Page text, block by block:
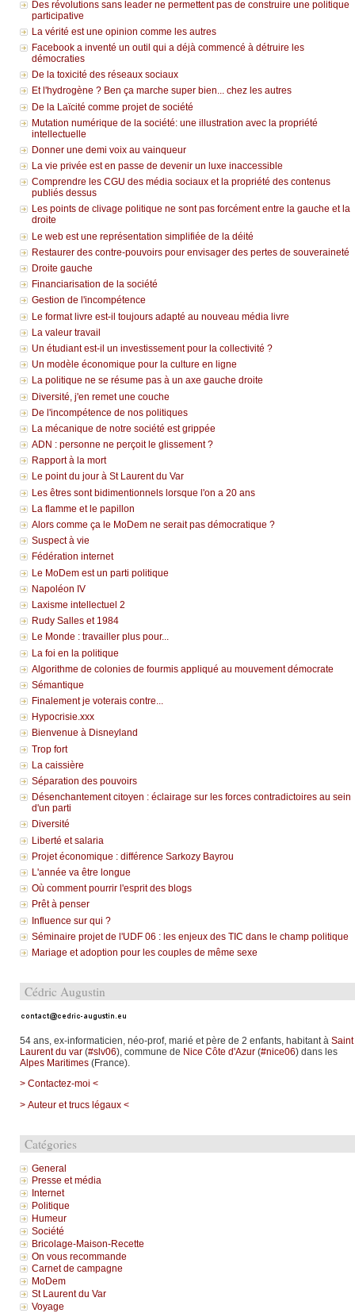
Des révolutions sans leader ne permettent pas de construire une politique
participative
La vérité est une opinion comme les autres
Facebook a inventé un outil qui a déjà commencé à détruire les
démocraties
De la toxicité des réseaux sociaux
Et l'hydrogène ? Ben ça marche super bien... chez les autres
De la Laïcité comme projet de société
Mutation numérique de la société: une illustration avec la propriété
intellectuelle
Donner une demi voix au vainqueur
La vie privée est en passe de devenir un luxe inaccessible
Comprendre les CGU des média sociaux et la propriété des contenus
publiés dessus
Les points de clivage politique ne sont pas forcément entre la gauche et la
droite
Le web est une représentation simplifiée de la déité
Restaurer des contre-pouvoirs pour envisager des pertes de souveraineté
Droite gauche
Financiarisation de la société
Gestion de l'incompétence
Le format livre est-il toujours adapté au nouveau média livre
La valeur travail
Un étudiant est-il un investissement pour la collectivité ?
Un modèle économique pour la culture en ligne
La politique ne se résume pas à un axe gauche droite
Diversité, j'en remet une couche
De l'incompétence de nos politiques
La mécanique de notre société est grippée
ADN : personne ne perçoit le glissement ?
Rapport à la mort
Le point du jour à St Laurent du Var
Les êtres sont bidimentionnels lorsque l'on a 20 ans
La flamme et le papillon
Alors comme ça le MoDem ne serait pas démocratique ?
Suspect à vie
Fédération internet
Le MoDem est un parti politique
Napoléon IV
Laxisme intellectuel 2
Rudy Salles et 1984
Le Monde : travailler plus pour...
La foi en la politique
Algorithme de colonies de fourmis appliqué au mouvement démocrate
Sémantique
Finalement je voterais contre...
Hypocrisie.xxx
Bienvenue à Disneyland
Trop fort
La caissière
Séparation des pouvoirs
Désenchantement citoyen : éclairage sur les forces contradictoires au sein
d'un parti
Diversité
Liberté et salaria
Projet économique : différence Sarkozy Bayrou
L'année va être longue
Où comment pourrir l'esprit des blogs
Prêt à penser
Influence sur qui ?
Séminaire projet de l'UDF 06 : les enjeux des TIC dans le champ politique
Mariage et adoption pour les couples de même sexe
Cédric Augustin
54 ans, ex-informaticien, néo-prof, marié et père de 2 enfants, habitant à Saint
Laurent du var(#slv06), commune de Nice Côte d'Azur(#nice06) dans les
Alpes Maritimes(France).
> Contactez-moi <
> Auteur et trucs légaux <
Catégories
General
Presse et média
Internet
Politique
Humeur
Société
Bricolage-Maison-Recette
On vous recommande
Carnet de campagne
MoDem
St Laurent du Var
Voyage